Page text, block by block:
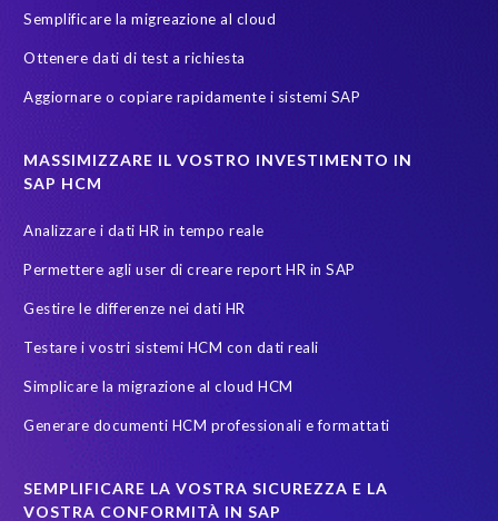
Sandbox Secure scrambled production data for testing
Soterion SuccessFactors' Employee Central Payroll
System Landscape Optimization Transformation
Transformation without re-implementation Upgrade
Variance Monitor anonymised data
elefanti, rinoceronti e persone garante dalla privacy
groupelephant.com privacy quality of test data
sicurezza dati test data masking
Semplificare la migreazione al cloud
Ottenere dati di test a richiesta
Aggiornare o copiare rapidamente i sistemi SAP
MASSIMIZZARE IL VOSTRO INVESTIMENTO IN
SAP HCM
Analizzare i dati HR in tempo reale
Permettere agli user di creare report HR in SAP
Gestire le differenze nei dati HR
Testare i vostri sistemi HCM con dati reali
Simplicare la migrazione al cloud HCM
Generare documenti HCM professionali e formattati
SEMPLIFICARE LA VOSTRA SICUREZZA E LA
VOSTRA CONFORMITÀ IN SAP